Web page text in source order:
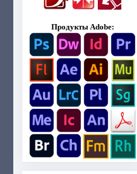
Продукты Adobe: